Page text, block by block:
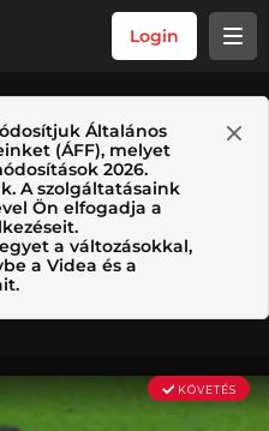
Login
Általános
(ÁFF), melyet
2026.
A szolgáltatásaink
Ön elfogadja a
a változásokkal,
a Videa és a